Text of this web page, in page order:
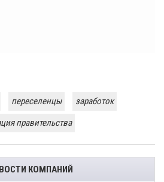
переселенцы
заработок
правительства
КОМПАНИЙ